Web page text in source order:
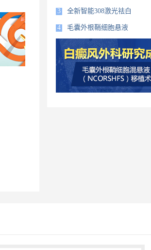
美国新一代皮肤CT影像系统
3 全新智能308激光祛白
毛囊外根鞘细胞悬液